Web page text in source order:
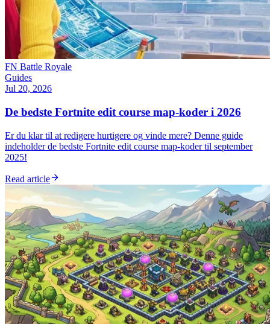
FN Battle Royale
Guides
Jul 20, 2026
De bedste Fortnite edit course map-koder i 2026
Er du klar til at redigere hurtigere og vinde mere? Denne guide
indeholder de bedste Fortnite edit course map-koder til september
2025!
Read article